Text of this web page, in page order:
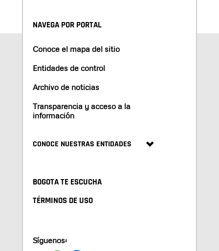
NAVEGA POR PORTAL
Conoce el mapa del sitio
Entidades de control
Archivo de noticias
Transparencia y acceso a la
información
CONOCE NUESTRAS ENTIDADES
BOGOTA TE ESCUCHA
TÉRMINOS DE USO
Síguenos: